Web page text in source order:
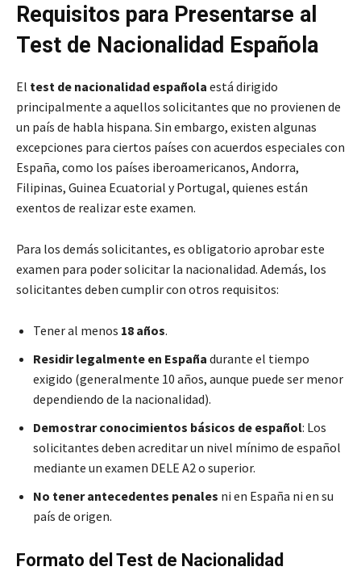
Requisitos para Presentarse al
Test de Nacionalidad Española
El test de nacionalidad española está dirigido
principalmente a aquellos solicitantes que no provienen de
un país de habla hispana. Sin embargo, existen algunas
excepciones para ciertos países con acuerdos especiales con
España, como los países iberoamericanos, Andorra,
Filipinas, Guinea Ecuatorial y Portugal, quienes están
exentos de realizar este examen.
Para los demás solicitantes, es obligatorio aprobar este
examen para poder solicitar la nacionalidad. Además, los
solicitantes deben cumplir con otros requisitos:
Tener al menos 18 años.
Residir legalmente en España durante el tiempo
exigido (generalmente 10 años, aunque puede ser menor
dependiendo de la nacionalidad).
Demostrar conocimientos básicos de español: Los
solicitantes deben acreditar un nivel mínimo de español
mediante un examen DELE A2 o superior.
No tener antecedentes penales ni en España ni en su
país de origen.
Formato del Test de Nacionalidad